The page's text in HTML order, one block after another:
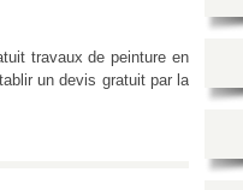
travaux de peinture en
un devis gratuit par la